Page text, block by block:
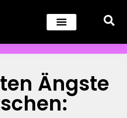
Ängste